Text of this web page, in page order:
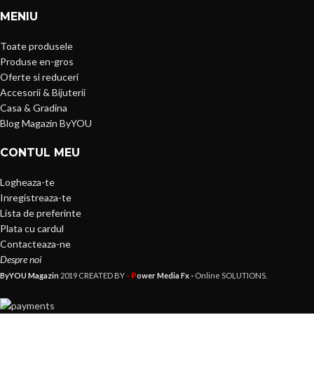
MENIU
Toate produsele
Produse en-gros
Oferte si reduceri
Accesorii & Bijuterii
Casa & Gradina
Blog Magazin ByYOU
CONTUL MEU
Logheaza-te
Inregistreaza-te
Lista de preferinte
Plata cu cardul
Contacteaza-ne
Despre noi
ByYOU Magazin 2019 CREATED BY - Power Media Fx - Online SOLUTIONS.